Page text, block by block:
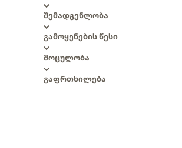
შემადგენლობა
გამოყენების წესი
მოცულობა
გაფრთხილება